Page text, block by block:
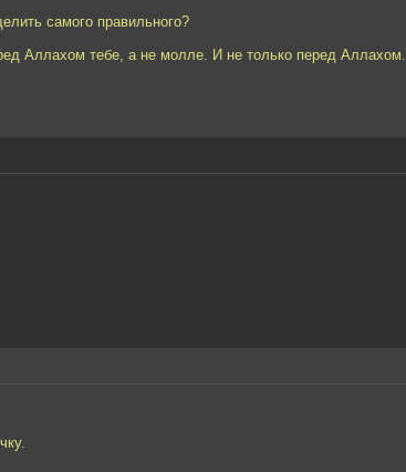
самого правильного?
Аллахом тебе, а не молле. И не только перед Аллахом.